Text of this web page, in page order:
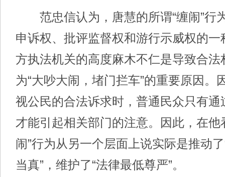
范忠信认为，唐慧的所谓“缠闹”行
申诉权、批评监督权和游行示威权的
方执法机关的高度麻木不仁是导致合法
为“大吵大闹，堵门拦车”的重要原因。
视公民的合法诉求时，普通民众只有通
才能引起相关部门的注意。因此，在他
闹”行为从另一个层面上说实际是推动了
当真”，维护了“法律最低尊严”。